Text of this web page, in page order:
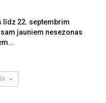
līdz 22. septembrim
jauniem nesezonas